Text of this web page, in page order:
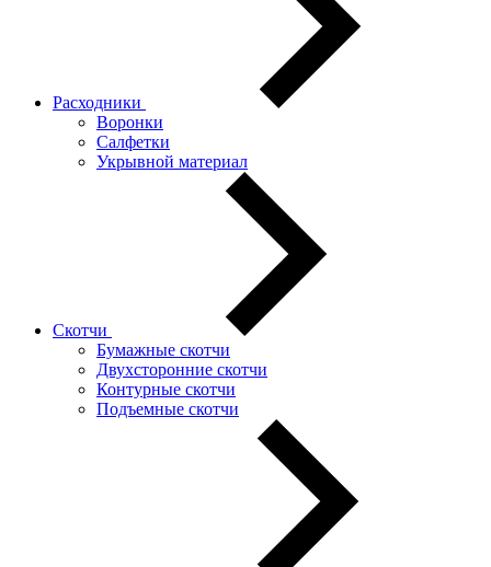
Расходники
Воронки
Салфетки
Укрывной материал
Скотчи
Бумажные скотчи
Двухсторонние скотчи
Контурные скотчи
Подъемные скотчи